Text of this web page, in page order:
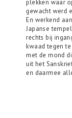
plekken waar
gewacht werd
En werkend
Japanse
rechts bij
kwaad tegen
met de mond
uit het
en daarmee